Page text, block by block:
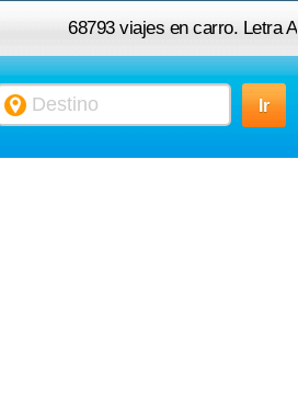
68793 viajes en carro. Letra A